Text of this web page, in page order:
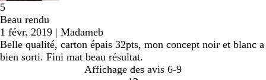
5
Beau rendu
1 févr. 2019 | Madameb
Belle qualité, carton épais 32pts, mon concept noir et blanc a
bien sorti. Fini mat beau résultat.
Affichage des avis 6-9